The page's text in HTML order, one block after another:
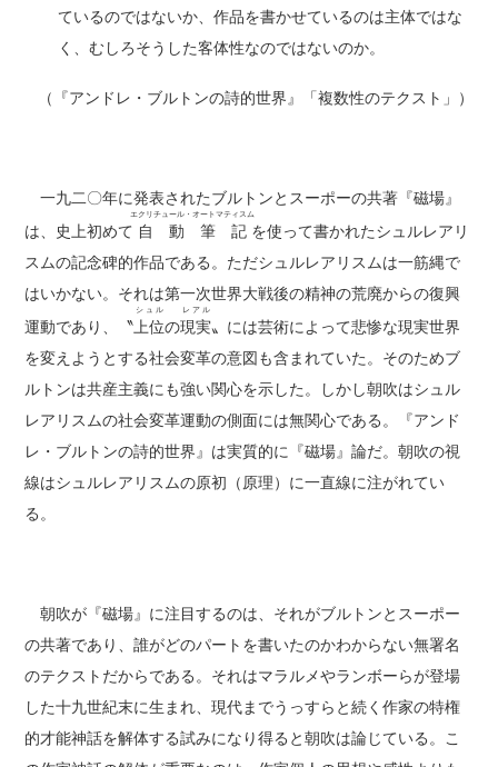
ているのではないか、作品を書かせているのは主体ではな
く、むしろそうした客体性なのではないのか。
（『アンドレ・ブルトンの詩的世界』「複数性のテクスト」）
一九二〇年に発表されたブルトンとスーポーの共著『磁場』
は、史上初めて 自動筆記
エクリチュール・オートマティスム
を使って書かれたシュルレアリ
スムの記念碑的作品である。ただシュルレアリスムは一筋縄で
はいかない。それは第一次世界大戦後の精神の荒廃からの復興
運動であり、〝上位
シュル
の現実
レアル
〟には芸術によって悲惨な現実世界
を変えようとする社会変革の意図も含まれていた。そのためブ
ルトンは共産主義にも強い関心を示した。しかし朝吹はシュル
レアリスムの社会変革運動の側面には無関心である。『アンド
レ・ブルトンの詩的世界』は実質的に『磁場』論だ。朝吹の視
線はシュルレアリスムの原初（原理）に一直線に注がれてい
る。
朝吹が『磁場』に注目するのは、それがブルトンとスーポー
の共著であり、誰がどのパートを書いたのかわからない無署名
のテクストだからである。それはマラルメやランボーらが登場
した十九世紀末に生まれ、現代までうっすらと続く作家の特権
的才能神話を解体する試みになり得ると朝吹は論じている。こ